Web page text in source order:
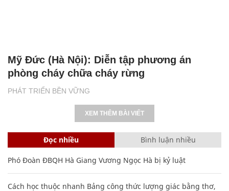
PHÁT TRIỂN BỀN VỮNG
Mỹ Đức (Hà Nội): Diễn tập phương án
phòng cháy chữa cháy rừng
XEM THÊM BÀI VIẾT
Đọc nhiều Bình luận nhiều
Phó Đoàn ĐBQH Hà Giang Vương Ngọc Hà bị kỷ luật
Cách học thuộc nhanh Bảng công thức lượng giác bằng thơ,